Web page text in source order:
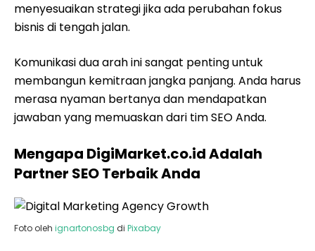
menyesuaikan strategi jika ada perubahan fokus
bisnis di tengah jalan.
Komunikasi dua arah ini sangat penting untuk
membangun kemitraan jangka panjang. Anda harus
merasa nyaman bertanya dan mendapatkan
jawaban yang memuaskan dari tim SEO Anda.
Mengapa DigiMarket.co.id Adalah
Partner SEO Terbaik Anda
Foto oleh ignartonosbg di Pixabay